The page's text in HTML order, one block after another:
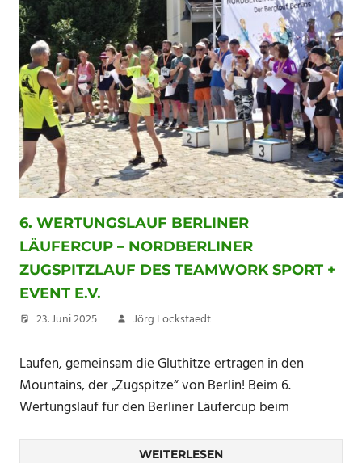
6. WERTUNGSLAUF BERLINER
LÄUFERCUP – NORDBERLINER
ZUGSPITZLAUF DES TEAMWORK SPORT +
EVENT E.V.
23. Juni 2025 Jörg Lockstaedt
Laufen, gemeinsam die Gluthitze ertragen in den
Mountains, der „Zugspitze“ von Berlin! Beim 6.
Wertungslauf für den Berliner Läufercup beim
WEITERLESEN